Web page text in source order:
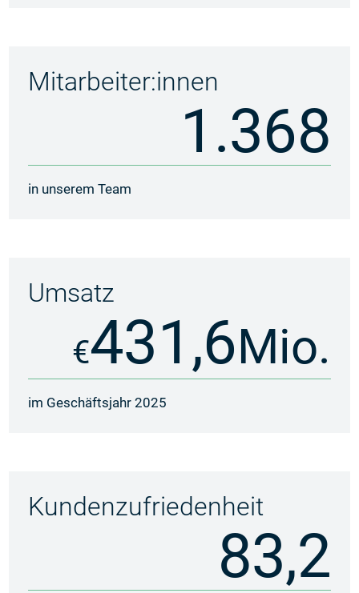
1.368
Mitarbeiter:innen
in unserem Team
€431,6Mio.
Umsatz
im Geschäftsjahr 2025
83,2
Kundenzufriedenheit